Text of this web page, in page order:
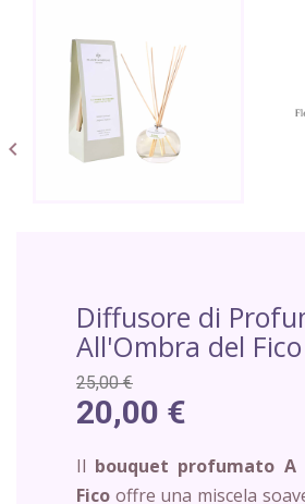

Diffusore di
All'Ombra del
25,00 €
20,00 €
Il bouquet profumato A
Fico offre una miscela